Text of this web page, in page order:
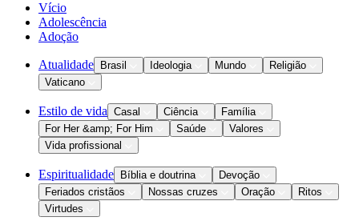
Vício
Adolescência
Adoção
Atualidade Brasil Ideologia Mundo
Religião
Vaticano
Estilo de vida Casal Ciência
Família
For Her &amp; For Him
Saúde
Valores
Vida profissional
Espiritualidade Bíblia e doutrina
Devoção
Feriados cristãos
Nossas cruzes Oração
Ritos
Virtudes